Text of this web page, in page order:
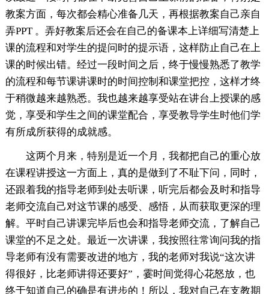
教案方面，每次都会精心准备几天，再根据教案自己亲自
弄PPT 。弄好教案后还会在自己的备课本上详细写清楚上
课的流程和对学生的提问时的提示语，这样防止自己在上
课的时候出错。经过一段时间之后，终于慢慢熟悉了教学
的流程和每节课讲课时的时间控制和课堂把控，这样才终
于稍微越来越熟悉。我也越来越享受站在讲台上授课的感
觉，享受和学生之间的课堂配合，享受教导学生时他们学
有所成所获得的成就感。
这两个月来，特别是近一个月，我都把自己的重心放
在课程讲授这一方面上，真的是做到了不耻下问，同时，
还跟着我的指导老师到处去听课，听完后都会及时和指导
老师交流自己对这节课的感受、感悟，从而获取更深的理
解。平时自己讲课完毕后也会和指导老师交流，了解自己
课堂的不足之处。最近一次讲课，我按照往常询问我的指
导老师有没有需要改进的地方，我的老师对我说“这次讲
得很好，比老师讲得还要好”，霎时间觉得心花怒放，也
终于知道自己的确是有进步的！所以，我对自己在支教期